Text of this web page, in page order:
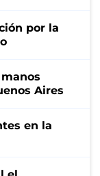
por la
Aires
en la